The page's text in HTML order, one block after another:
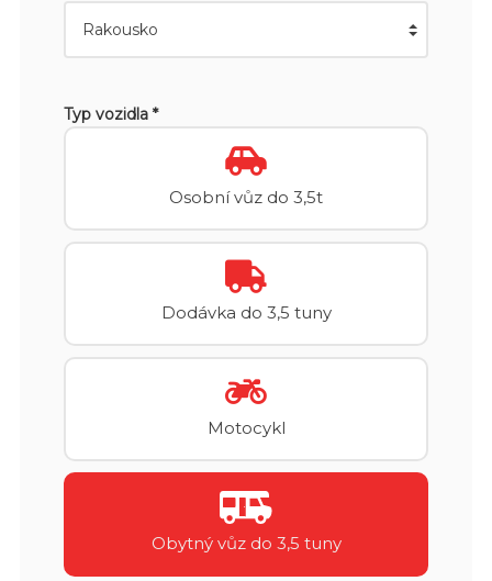
Typ vozidla *
Osobní vůz do 3,5t
Dodávka do 3,5 tuny
Motocykl
Obytný vůz do 3,5 tuny